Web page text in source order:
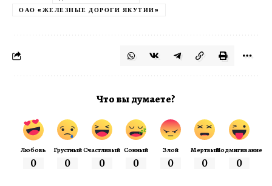
ОАО «ЖЕЛЕЗНЫЕ ДОРОГИ ЯКУТИИ»
Что вы думаете?
Любовь
0
Грустный
0
Счастливый
0
Сонный
0
Злой
0
Мертвый
0
Подмигивание
0